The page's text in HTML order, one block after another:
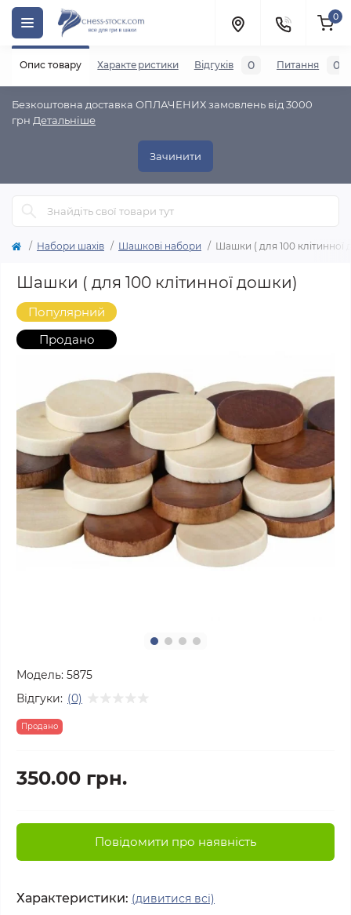
Безкоштовна доставка ОПЛАЧЕНИХ замовлень від 3000
грн Детальніше
Зачинити
0
Набори шахів Шашкові набори Шашки ( для 100 клітинної
Шашки ( для 100 клітинної дошки)
Популярний
Продано
Модель: 5875
Відгуки: (0)
Продано
350.00 грн.
Повідомити про наявність
Характеристики: (дивитися всі)
Опис товару Характеристики Відгуків 0 Питання 0